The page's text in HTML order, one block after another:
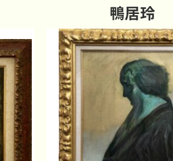
鴨居玲